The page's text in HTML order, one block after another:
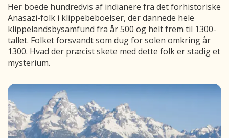
Her boede hundredvis af indianere fra det forhistoriske
Anasazi-folk i klippebeboelser, der dannede hele
klippelandsbysamfund fra år 500 og helt frem til 1300-
tallet. Folket forsvandt som dug for solen omkring år
1300. Hvad der præcist skete med dette folk er stadig et
mysterium.